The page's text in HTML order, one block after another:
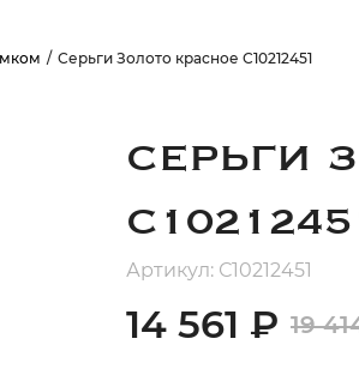
Серьги Золото красное С10212451
СЕРЬГИ
Артикул: С10212451
14 561 ₽ 19
ПЕРЕПЛАТ